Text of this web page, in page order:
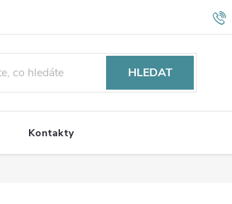
HLEDAT
Kontakty